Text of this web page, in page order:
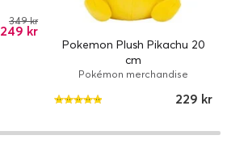
249 kr
349 kr
Pokemon Plush Pikachu 20
cm
Pokémon merchandise
229 kr